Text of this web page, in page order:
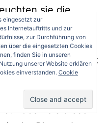
sie die
ist unsterblich in
ihn damit. Philipp
indem er sich mit
will, um von
zu fliehen.
dieser
eingesetzt zur
Internetauftritts und zur
zur Durchführung von
über die eingesetzten Cookies
finden Sie in unseren
unserer Website erklären
einverstanden.Cookie